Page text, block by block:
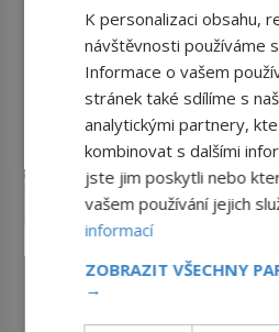
ZÁHADY A TAJEMSTVÍ
Tajemná
tomto
pytlovat
Až si někdy
sardinek či
cestu do
moře, na
ostrov
Klenot
K personalizaci obsahu,
návštěvnosti používáme
Informace o vašem
stránek také sdílíme s
analytickými partnery,
kombinovat s dalšími
jste jim poskytli nebo
vašem používání jejich
informací
ZOBRAZIT VŠECHNY
→